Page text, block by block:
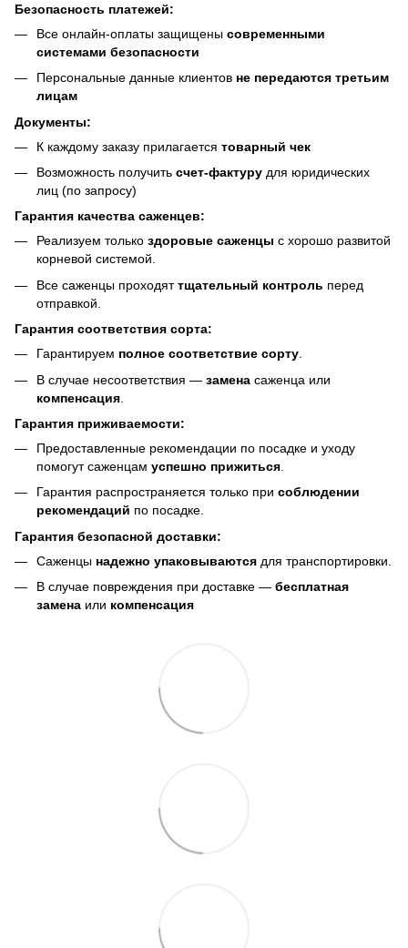
Безопасность платежей:
Все онлайн-оплаты защищены современными
системами безопасности
Персональные данные клиентов не передаются третьим
лицам
Документы:
К каждому заказу прилагается товарный чек
Возможность получить счет-фактуру для юридических
лиц (по запросу)
Гарантия качества саженцев:
Реализуем только здоровые саженцы с хорошо развитой
корневой системой.
Все саженцы проходяттщательный контроль перед
отправкой.
Гарантия соответствия сорта:
Гарантируем полное соответствие сорту.
В случае несоответствия — замена саженца или
компенсация
Гарантия приживаемости:
Предоставленные рекомендации по посадке и уходу
помогут саженцам успешно прижиться
Гарантия распространяется только при соблюдении
рекомендаций по посадке.
Гарантия безопасной доставки:
Саженцы надежно упаковываются для транспортировки.
В случае повреждения при доставке — бесплатная
замена или компенсация